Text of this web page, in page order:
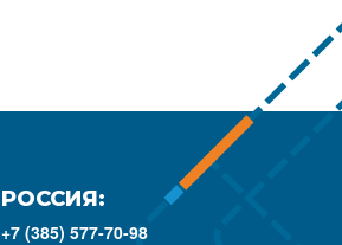
РОССИЯ:
+7 (385) 577-70-98